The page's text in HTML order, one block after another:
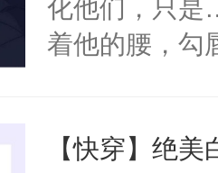
化他们，只是
着他的腰，勾
来，给老公
【快穿】绝